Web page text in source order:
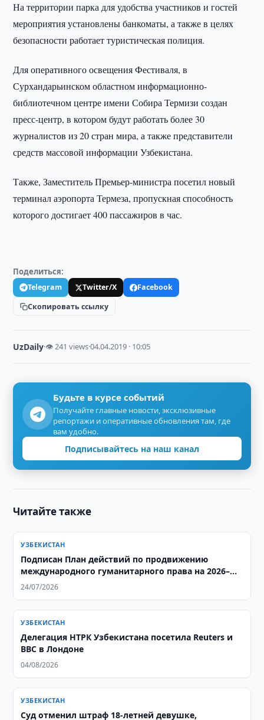
На территории парка для удобства участников и гостей
мероприятия установлены банкоматы, а также в целях
безопасности работает туристическая полиция.
Для оперативного освещения Фестиваля, в
Сурхандарьинском областном информационно-
библиотечном центре имени Собира Термизи создан
пресс-центр, в котором будут работать более 30
журналистов из 20 стран мира, а также представители
средств массовой информации Узбекистана.
Также, Заместитель Премьер-министра посетил новый
терминал аэропорта Термеза, пропускная способность
которого достигает 400 пассажиров в час.
Поделиться:
Telegram Twitter/X
Facebook
Скопировать ссылку
UzDaily·👁 241 views·04.04.2019 · 10:05
Будьте в курсе событий
Получайте главные новости, эксклюзивные
репортажи и оперативные обновления там, где
вам удобно.
Подписывайтесь на наш канал
Читайте также
УЗБЕКИСТАН
Подписан План действий по продвижению
международного гуманитарного права на 2026–
2027 годы
24/07/2026
УЗБЕКИСТАН
Делегация НТРК Узбекистана посетила Reuters и
BBC в Лондоне
04/08/2026
УЗБЕКИСТАН
Суд отменил штраф 18-летней девушке,